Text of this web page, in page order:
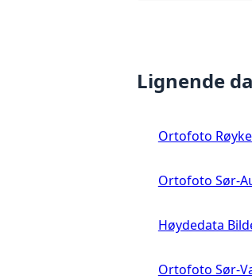
Lignende
Ortofoto
Ortofoto Sør-
Høydedata
Ortofoto Sør-